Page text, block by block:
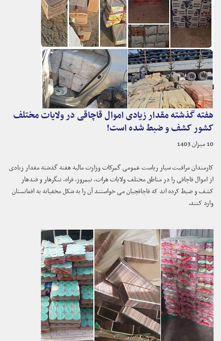
هفته گذشته مقدار زیادی اموال قاچاقی در ولایات مختلف
کشور کشف و ضبط شده است!
10 میزان 1403
کارمندان مراقبت سیار ریاست عمومی گمرکات وزارت مالیه هفته گذشته مقدار زیادی
از اموال قاچاقی را در مناطق مختلف ولایات هرات، نیمروز، فراه، ننگرهار و قندهار
کشف و ضبط کرده اند که قاچاقچیان می خواستند آن را به شکل مخفیانه به افغانستان
وارد کنند.